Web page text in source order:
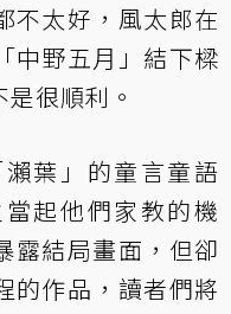
不太好，風太郎在
中野五月」結下樑
很順利。
葉」的童言童語
起他們家教的機
露結局畫面，但卻
的作品，讀者們將